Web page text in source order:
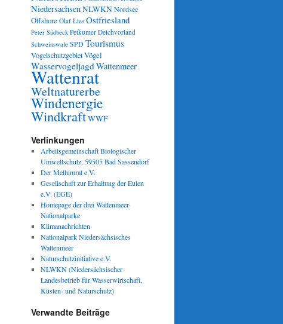
NiedersachsenNLWKNNordsee
Offshore Olaf Lies Ostfriesland
Peter Südbeck Petkumer Deichvorland
Schweinswale SPDTourismus
VogelschutzgebietVögel
WasservogeljagdWattenmeer
Wattenrat
Weltnaturerbe
Windenergie
WindkraftWWF
Verlinkungen
Arbeitsgemeinschaft Biologischer
Umweltschutz, 59505 Bad Sassendorf
Der Mellumrat e.V.
Gesellschaft zur Erhaltung der Eulen
e.V. (EGE)
Homepage der drei Wattenmeer-
Nationalparke
Klimanachrichten
Nationalpark Niedersächsisches
Wattenmeer
Naturschutzinitiative e.V.
NLWKN (Niedersächsischer
Landesbetrieb für Wasserwirtschaft,
Küsten- und Naturschutz)
Verwandte Beiträge